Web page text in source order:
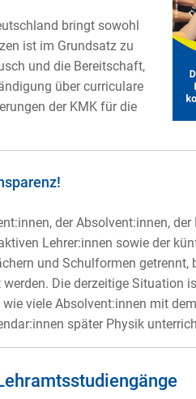
bringt sowohl
ist im Grundsatz zu
und die Bereitschaft,
über curriculare
der KMK für die
der Absolvent:innen, der
Lehrer:innen sowie der
und Schulformen getrennt,
Die derzeitige Situation
viele Absolvent:innen mit
später Physik